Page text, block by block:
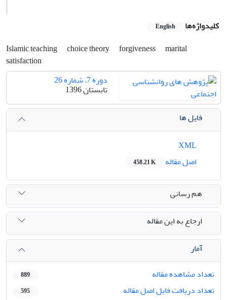
کلیدواژه‌ها English
Islamic teaching choice theory forgiveness
marital
satisfaction
دوره 7، شماره 26
تابستان 1396
فایل ها
اصل مقاله
458.21 K
هم رسانی
ارجاع به این مقاله
آمار
تعداد مشاهده مقاله
889
تعداد دریافت فایل اصل مقاله 595